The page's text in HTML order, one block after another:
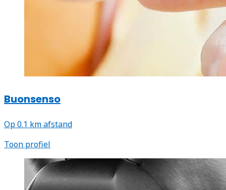
Buonsenso
Op 0.1 km afstand
Toon profiel